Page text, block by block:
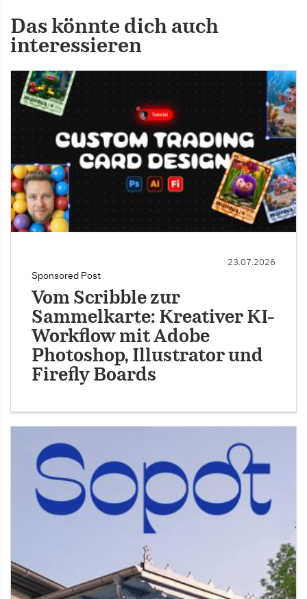
Das könnte dich auch
interessieren
Sponsored Post
23.07.2026
Vom Scribble zur
Sammelkarte: Kreativer KI-
Workflow mit Adobe
Photoshop, Illustrator und
Firefly Boards